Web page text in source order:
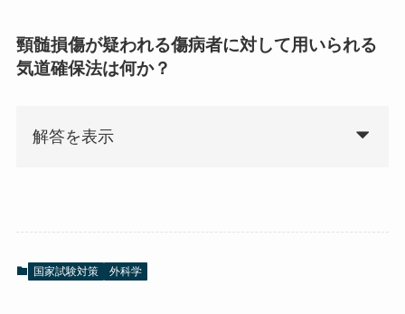
頸髄損傷が疑われる傷病者に対して用いられる
気道確保法は何か？
解答を表示
国家試験対策 外科学